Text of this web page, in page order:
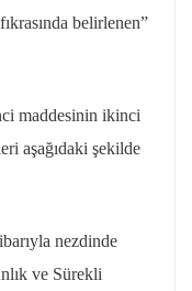
belirlenen”
maddesinin ikinci
aşağıdaki şekilde
nezdinde
ve Sürekli